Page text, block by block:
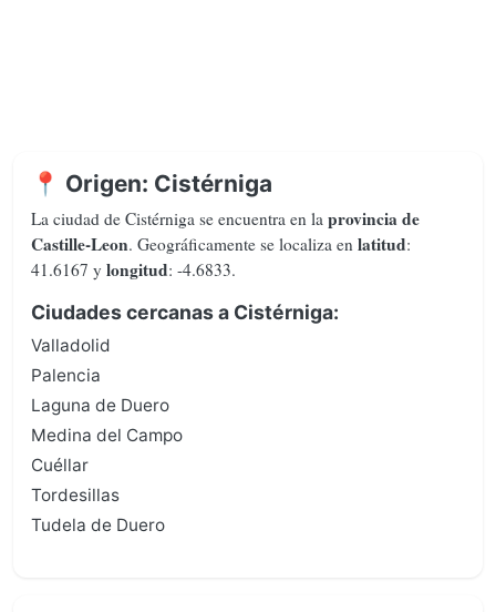
📍 Origen: Cistérniga
La ciudad de Cistérniga se encuentra en la provincia de
Castille-Leon. Geográficamente se localiza en latitud:
41.6167 y longitud: -4.6833.
Ciudades cercanas a Cistérniga:
Valladolid
Palencia
Laguna de Duero
Medina del Campo
Cuéllar
Tordesillas
Tudela de Duero